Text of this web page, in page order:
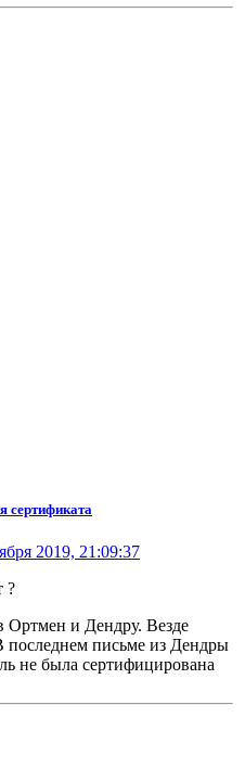
сертификата
2019, 21:09:37
?
Ортмен и Дендру. Везде
последнем письме из Дендры
не была сертифицирована